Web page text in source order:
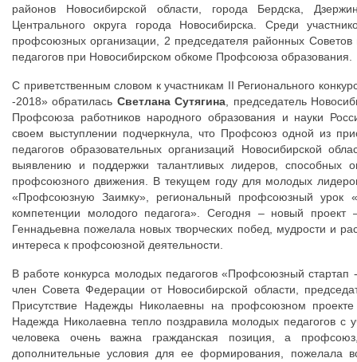
районов Новосибирской области, города Бердска,
Центрального округа города Новосибирска. Среди
профсоюзных организации, 2 председателя районных
педагогов при Новосибирском обкоме Профсоюза образования.
С приветственным словом к участникам II Регионального
-2018» обратилась Светлана Сутягина , председатель
Профсоюза работников народного образования и науки
своем выступлении подчеркнула, что Профсоюз одной из
педагогов образовательных организаций Новосибирской
выявлению и поддержки талантливых лидеров, способных
профсоюзного движения. В текущем году для молодых
«Профсоюзную Заимку», региональный профсоюзный урок
компетенции молодого педагога». Сегодня – новый
Геннадьевна пожелала новых творческих побед, мудрости и
интереса к профсоюзной деятельности.
В работе конкурса молодых педагогов «Профсоюзный
член Совета Федерации от Новосибирской области,
Присутствие Надежды Николаевны на профсоюзном
Надежда Николаевна тепло поздравила молодых педагогов с
человека очень важна гражданская позиция, а
дополнительные условия для ее формирования, пожелала